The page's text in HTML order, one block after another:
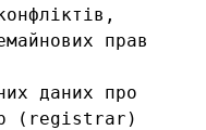
прав
даних про
(registrar)